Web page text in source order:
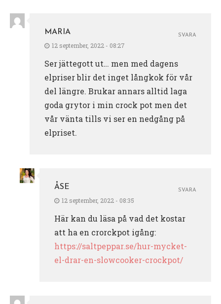
MARIA
12 september, 2022 - 08:27
Ser jättegott ut… men med dagens
elpriser blir det inget långkok för vår
del längre. Brukar annars alltid laga
goda grytor i min crock pot men det
vår vänta tills vi ser en nedgång på
elpriset.
SVARA
ÅSE
12 september, 2022 - 08:35
Här kan du läsa på vad det kostar
att ha en crorckpot igång:
https://saltpeppar.se/hur-mycket-
el-drar-en-slowcooker-crockpot/
SVARA